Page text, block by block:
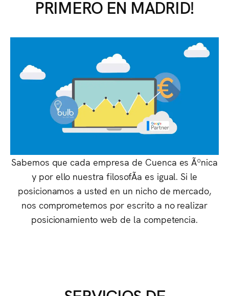
PRIMERO EN MADRID!
Sabemos que cada empresa de Cuenca es Ãºnica
y por ello nuestra filosofÃ­a es igual. Si le
posicionamos a usted en un nicho de mercado,
nos comprometemos por escrito a no realizar
posicionamiento web de la competencia.